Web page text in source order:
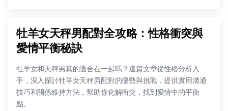
牡羊女天秤男配對全攻略：性格衝突與
愛情平衡秘訣
牡羊女和天秤男真的適合在一起嗎？這篇文章從性格分析入
手，深入探討牡羊女天秤男配對的優勢與挑戰，提供實用溝通
技巧和關係維持方法，幫助你化解衝突，找到愛情中的平衡
點。